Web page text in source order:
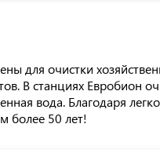
для очистки
В станциях Евробион
вода. Благодаря
более 50 лет!